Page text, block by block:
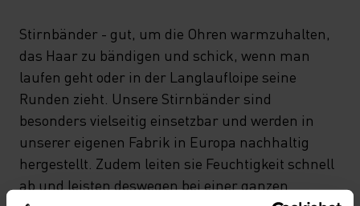
Stirnbänder - gut, um die Ohren warmzuhalten,
das Haar zu bändigen und schick, wenn man
laufen geht oder in der Langlaufloipe seine
Runden zieht. Unsere Stirnbänder sind
besonders vielseitig einsetzbar und werden in
unserer eigenen Fabrik in Europa nachhaltig
hergestellt. Zudem leiten sie Feuchtigkeit schnell
ab und leisten deswegen bei einer ganzen